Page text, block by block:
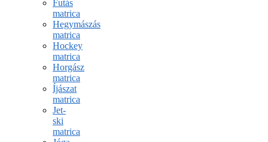
Futás
matrica
Hegymászás
matrica
Hockey
matrica
Horgász
matrica
Íjászat
matrica
Jet-
ski
matrica